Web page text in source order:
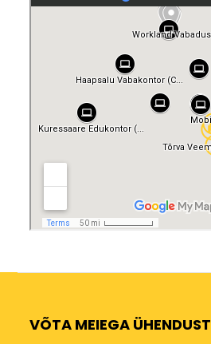
VÕTA MEIEGA ÜHENDUST